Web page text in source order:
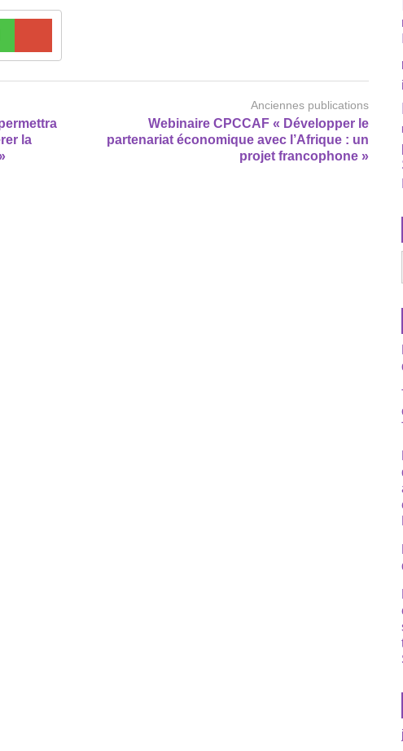
la
Anciennes publications
Webinaire CPCCAF « Développer le
partenariat économique avec l’Afrique : un
projet francophone »